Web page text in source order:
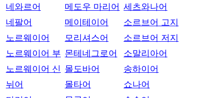
네와르어
네팔어
노르웨이어
노르웨이어 부
노르웨이어 신
뉘어
메도우 마리어
메이테이어
모리셔스어
몬테네그로어
몰도바어
몰타어
세츠와나어
소르브어 고지
소르브어 저지
소말리아어
송하이어
쇼나어